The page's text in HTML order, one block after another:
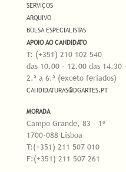
SERVIÇOS
ARQUIVO
BOLSA ESPECIALISTAS
APOIO AO CANDIDATO
T: (+351) 210 102 540
das 10.00 - 12.00 das 14.30
2.ª a 6.ª (exceto feriados)
CANDIDATURAS@DGARTES.PT
MORADA
Campo Grande, 83 - 1º
1700-088 Lisboa
T:(+351) 211 507 010
F:(+351) 211 507 261